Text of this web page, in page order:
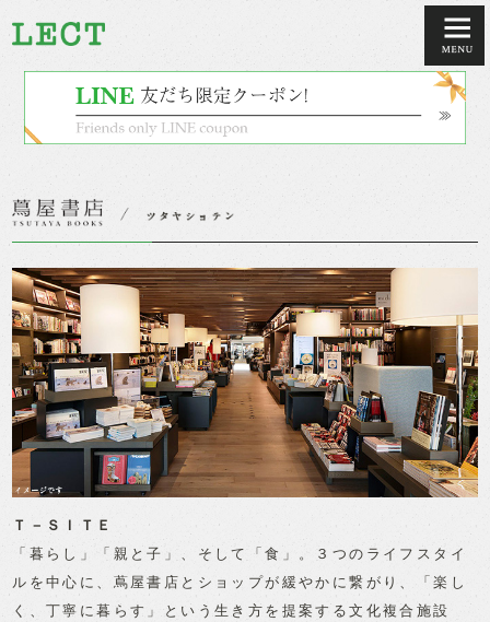
Ｔ－ＳＩＴＥ
「暮らし」「親と子」、そして「食」。３つのライフスタイ
ルを中心に、蔦屋書店とショップが緩やかに繋がり、「楽し
く、丁寧に暮らす」という生き方を提案する文化複合施設